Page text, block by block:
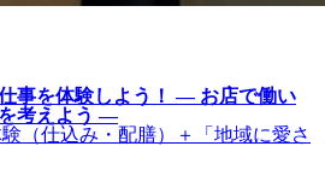
事を体験しよう！ ― お店で働い
考えよう ―
（仕込み・配膳）＋「地域に愛さ